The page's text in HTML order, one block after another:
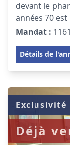
devant le
années 70 est
Mandat : 1161
Détails de
Exclusivité
Déjà